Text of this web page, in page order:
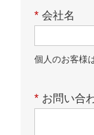
* 会社名
個人のお客様
* お問い合